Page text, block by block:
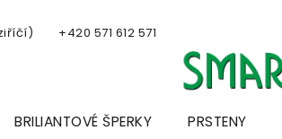
+420 571 612 571
BRILIANTOVÉ ŠPERKY PRSTENY